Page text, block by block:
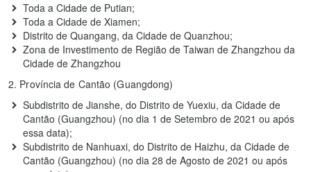
Toda a Cidade de Putian;
Toda a Cidade de Xiamen;
Distrito de Quangang, da Cidade de Quanzhou;
Zona de Investimento de Região de Taiwan de Zhangzhou da
Cidade de Zhangzhou
2. Província de Cantão (Guangdong)
Subdistrito de Jianshe, do Distrito de Yuexiu, da Cidade de
Cantão (Guangzhou) (no dia 1 de Setembro de 2021 ou após
essa data);
Subdistrito de Nanhuaxi, do Distrito de Haizhu, da Cidade de
Cantão (Guangzhou) (no dia 28 de Agosto de 2021 ou após